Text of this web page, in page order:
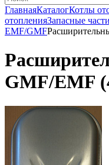
ГлавнаяКаталогКотлы
отопленияЗапасные
EMF/GMF
GMF/EMF